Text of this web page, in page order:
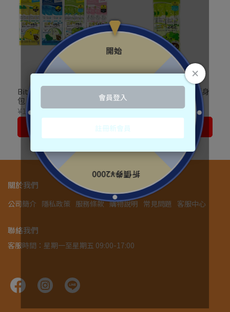
Bitatto japan 漱口水隨身
包 11mlx5
¥188
Bitatto japan 漱口水隨身
包 葡萄口味 11ml x5入
¥298
關於我們
公司簡介 隱私政策 服務條款 購物說明 常見問題 客服中心
聯絡我們
客服時間：星期一至星期五 09:00-17:00